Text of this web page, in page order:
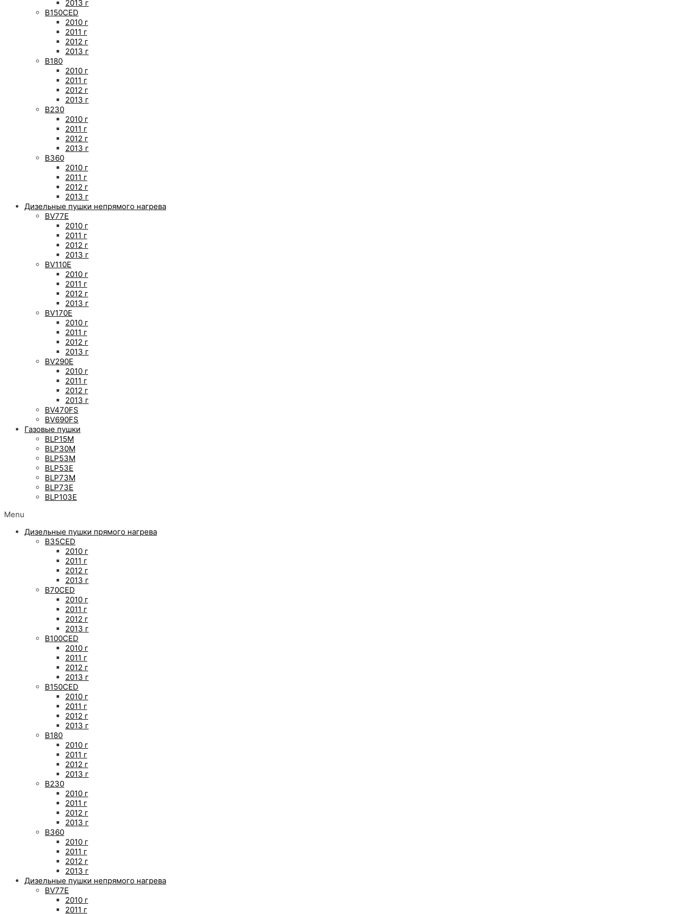
2013 г
B150CED
2010 г
2011 г
2012 г
2013 г
B180
2010 г
2011 г
2012 г
2013 г
B230
2010 г
2011 г
2012 г
2013 г
B360
2010 г
2011 г
2012 г
2013 г
Дизельные пушки непрямого нагрева
BV77E
2010 г
2011 г
2012 г
2013 г
BV110E
2010 г
2011 г
2012 г
2013 г
BV170E
2010 г
2011 г
2012 г
2013 г
BV290E
2010 г
2011 г
2012 г
2013 г
BV470FS
BV690FS
Газовые пушки
BLP15M
BLP30M
BLP53M
BLP53E
BLP73M
BLP73E
BLP103E
Menu
Дизельные пушки прямого нагрева
B35CED
2010 г
2011 г
2012 г
2013 г
B70CED
2010 г
2011 г
2012 г
2013 г
B100CED
2010 г
2011 г
2012 г
2013 г
B150CED
2010 г
2011 г
2012 г
2013 г
B180
2010 г
2011 г
2012 г
2013 г
B230
2010 г
2011 г
2012 г
2013 г
B360
2010 г
2011 г
2012 г
2013 г
Дизельные пушки непрямого нагрева
BV77E
2010 г
2011 г